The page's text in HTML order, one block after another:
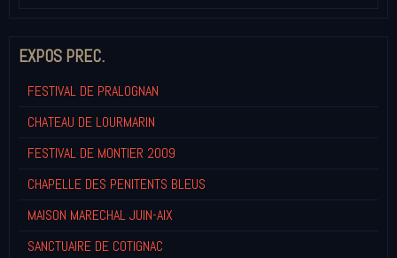
EXPOS PREC.
FESTIVAL DE PRALOGNAN
CHATEAU DE LOURMARIN
FESTIVAL DE MONTIER 2009
CHAPELLE DES PENITENTS BLEUS
MAISON MARECHAL JUIN-AIX
SANCTUAIRE DE COTIGNAC